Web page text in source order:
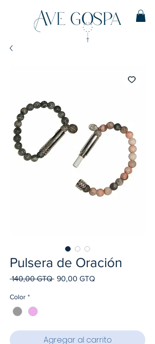
Pulsera de Oración
140,00 GTQ Precio
90,00 GTQPrecio
Color *
Agregar al carrito